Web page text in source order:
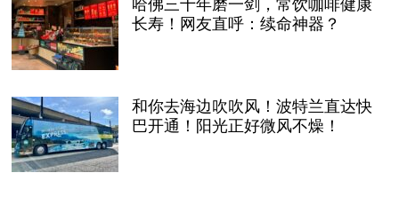
哈佛三十年磨一剑，常饮咖啡健康
长寿！网友直呼：续命神器？
和你去海边吹吹风！波特兰直达快
巴开通！阳光正好微风不燥！